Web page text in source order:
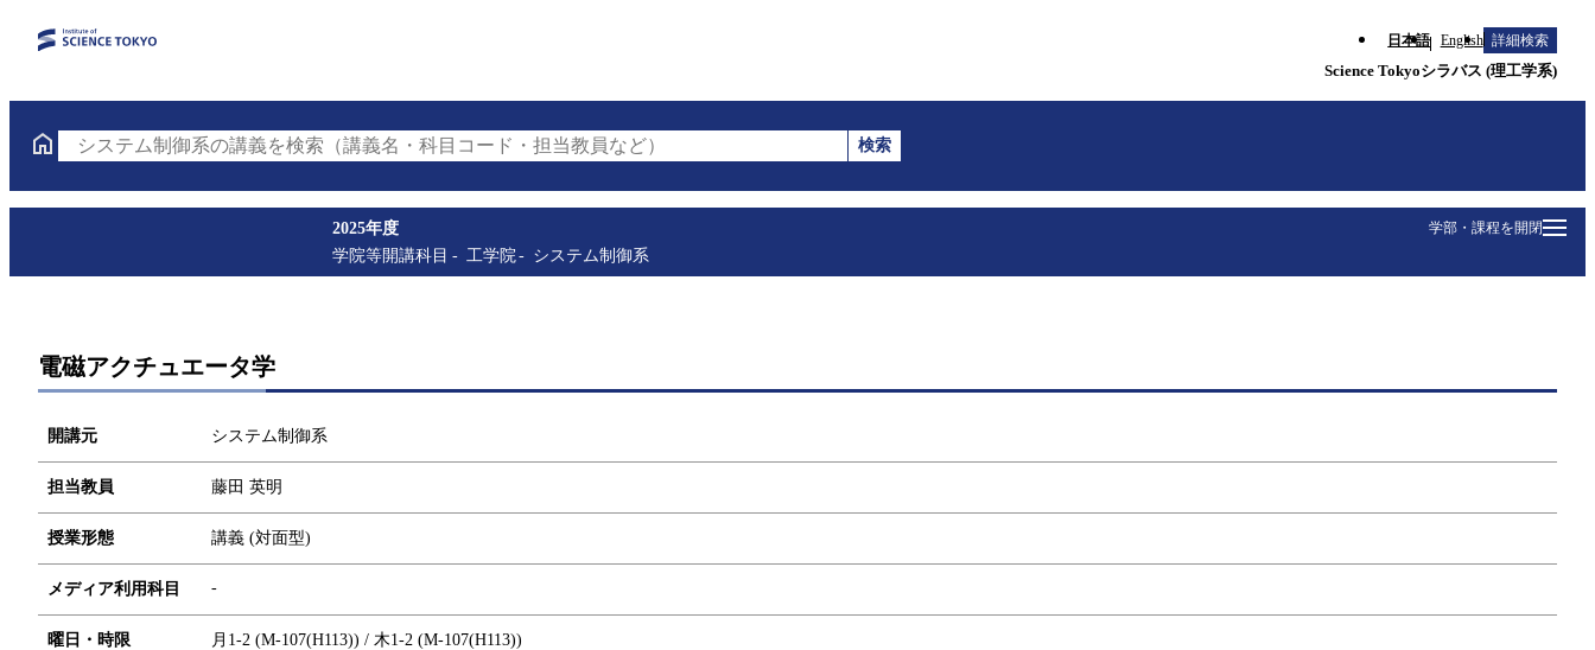
日本語 English 詳細検索
Science Tokyoシラバス (理工学系)
システム制御系の講義を検索（講義名・科目コード・担当教員など）
検索
学部・課程を開閉
2025年度
学院等開講科目
工学院 システム制御系
電磁アクチュエータ学
開講元 システム制御系
担当教員 藤田 英明
授業形態 講義 (対面型)
メディア利用科目 -
曜日・時限
月1-2 (M-107(H113)) / 木1-2 (M-107(H113))